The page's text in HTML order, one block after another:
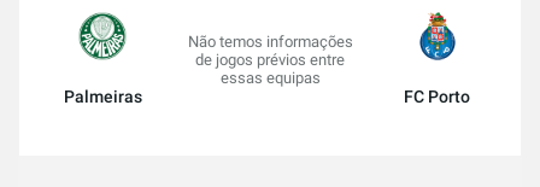
Palmeiras
Não temos informações
de jogos prévios entre
essas equipas
FC Porto